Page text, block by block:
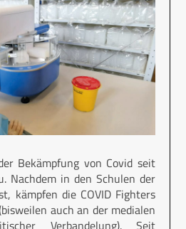
Bekämpfung von Covid seit
Nachdem in den Schulen der
kämpfen die COVID Fighters
auch an der medialen